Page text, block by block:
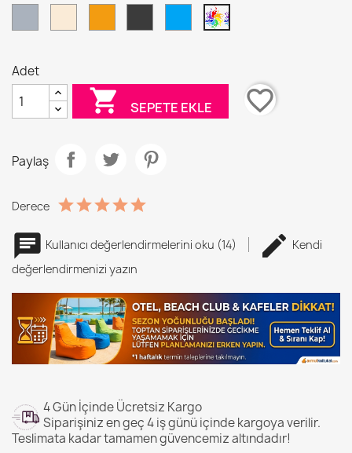
Beyaz
Turkuaz
Mavi
Tüm
renk
eklemek
renk
Adet
 SEPETE EKLE favorite_border
Paylaş
Derece
Kullanıcı değerlendirmelerini oku (14)
Kendi
değerlendirmenizi yazın
4 Gün İçinde Ücretsiz Kargo
Siparişiniz en geç 4 iş günü içinde kargoya verilir.
Teslimata kadar tamamen güvencemiz altındadır!